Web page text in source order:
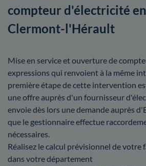
compteur d'électricité
Clermont-l'Hérault
Mise en service et ouverture de
expressions qui renvoient à la même
première étape de cette intervention
une offre auprès d'un fournisseur
envoie dès lors une demande auprès
que le gestionnaire effectue
nécessaires.
Réalisez le calcul prévisionnel de
dans votre département